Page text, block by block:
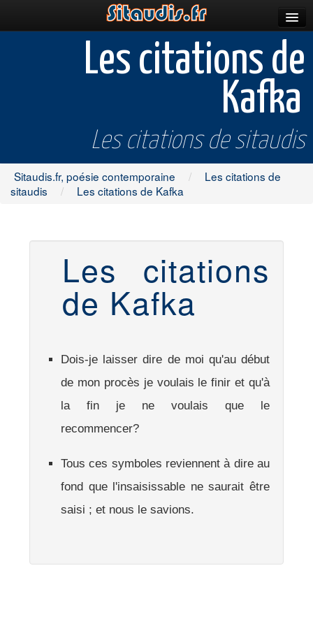
Célébrations
Les citations de
Kafka
Les citations de sitaudis
Sitaudis.fr, poésie contemporaine /
Les citations de
sitaudis
/ Les citations de Kafka
Les citations
de Kafka
Dois-je laisser dire de moi qu'au début
de mon procès je voulais le finir et qu'à
la fin je ne voulais que le
recommencer?
Tous ces symboles reviennent à dire au
fond que l'insaisissable ne saurait être
saisi ; et nous le savions.